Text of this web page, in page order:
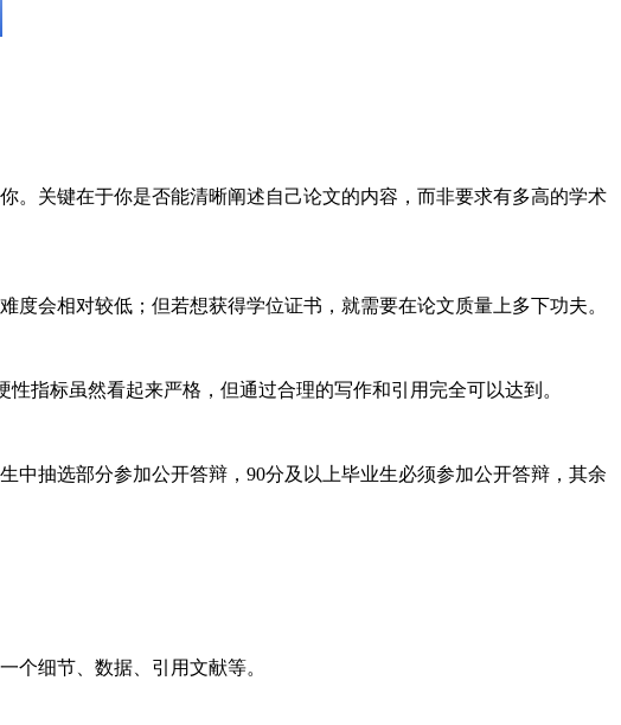
关键在于你是否能清晰阐述自己论文的内容，而非要求有多高的学术
会相对较低；但若想获得学位证书，就需要在论文质量上多下功夫。
指标虽然看起来严格，但通过合理的写作和引用完全可以达到。
抽选部分参加公开答辩，90分及以上毕业生必须参加公开答辩，其余
细节、数据、引用文献等。